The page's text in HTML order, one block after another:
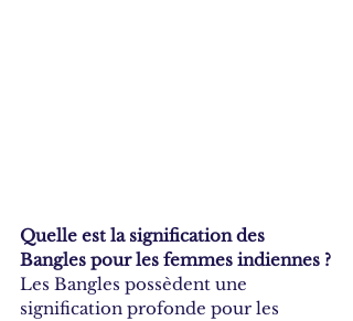
Quelle est la signification des
Bangles pour les femmes indiennes ?
Les Bangles possèdent une
signification profonde pour les